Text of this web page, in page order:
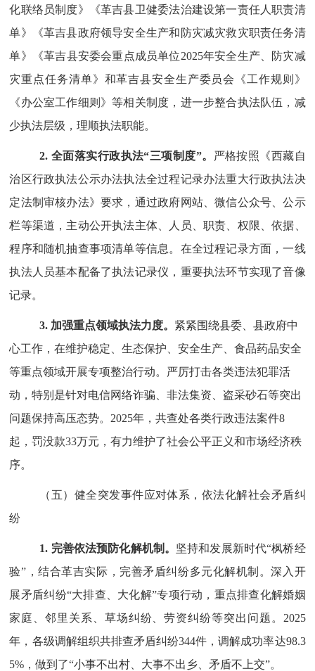
化联络员制度》
《革吉县卫健委法治建设第一责任人职责清
单》
《革吉县政府领导安全生产和防灾减灾救灾职责任务清
单》
《革吉县安委会重点成员单位2025年安全生产、防灾减
灾重点任务清单》 和革吉县安全生产委员会《工作规则》
《办公室工作细则》等相关制度 ， 进一步整合执法队伍，减
少执法层级，理顺执法职能。
2. 全面落实行政执法“三项制度”。 严格按照《西藏自
治区行政执法公示办法执法全过程记录办法重大行政执法决
定法制审核办法》要求，通过政府网站、微信公众号、公示
栏等渠道，主动公开执法主体、人员、职责、权限、依据、
程序和随机抽查事项清单等信息。在全过程记录方面，一线
执法人员基本配备了执法记录仪，重要执法环节实现了音像
记录。
3. 加强重点领域执法力度。 紧紧围绕县委、县政府中
心工作，在维护稳定、生态保护、安全生产、食品药品安全
等重点领域开展专项整治行动。严厉打击各类违法犯罪活
动，特别是针对电信网络诈骗、非法集资、盗采砂石等突出
问题保持高压态势。 2025年，共查处各类行政违法案件8
起，罚没款33万元，有力维护了社会公平正义和市场经济秩
序。
（五）健全突发事件应对体系，依法化解社会矛盾纠
纷
1. 完善依法预防化解机制。 坚持和发展新时代“枫桥经
验” ，结合革吉实际，完善矛盾纠纷多元化解机制。深入开
展矛盾纠纷“大排查、大化解”专项行动，重点排查化解婚姻
家庭、邻里关系、草场纠纷、劳资纠纷等突出问题。 2025
年，各级调解组织共排查矛盾纠纷344件，调解成功率达98.3
5% ，做到了“小事不出村、大事不出乡、矛盾不上交”。